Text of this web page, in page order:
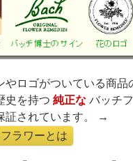
ロゴがついている商品
史を持つ 純正な バッチ
証されています。 →
ラワーとは